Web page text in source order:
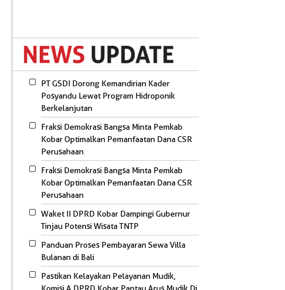
PT GSDI Dorong Kemandirian Kader
Posyandu Lewat Program Hidroponik
Berkelanjutan
Fraksi Demokrasi Bangsa Minta Pemkab
Kobar Optimalkan Pemanfaatan Dana CSR
Perusahaan
Fraksi Demokrasi Bangsa Minta Pemkab
Kobar Optimalkan Pemanfaatan Dana CSR
Perusahaan
Waket II DPRD Kobar Dampingi Gubernur
Tinjau Potensi Wisata TNTP
Panduan Proses Pembayaran Sewa Villa
Bulanan di Bali
Pastikan Kelayakan Pelayanan Mudik,